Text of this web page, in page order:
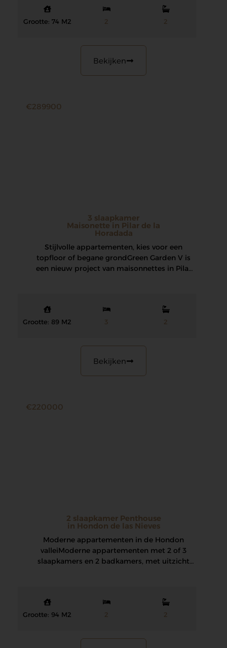
Grootte: 74 M2 2 2
Bekijken
€289900
3 slaapkamer
Maisonette in Pilar de la
Horadada
Stijlvolle appartementen, kies voor een
topfloor of begane grond Green Garden V is
een nieuw project van maisonnettes in Pilar
Grootte: 89 M2 3 2
Bekijken
€220000
2 slaapkamer Penthouse
in Hondon de las Nieves
Moderne appartementen in de Hondon
vallei Moderne appartementen met 2 of 3
slaapkamers en 2 badkamers, met uitzicht
Grootte: 94 M2 2 2